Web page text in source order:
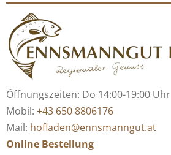
Öffnungszeiten: Do 14:00-19:00 Uhr
Mobil: +43 650 8806176
Mail: hofladen@ennsmanngut.at
Online Bestellung